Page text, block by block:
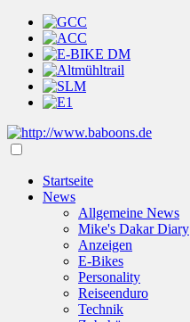
Startseite
News
Allgemeine News
Mike's Dakar Diary
Anzeigen
E-Bikes
Personality
Reiseenduro
Technik